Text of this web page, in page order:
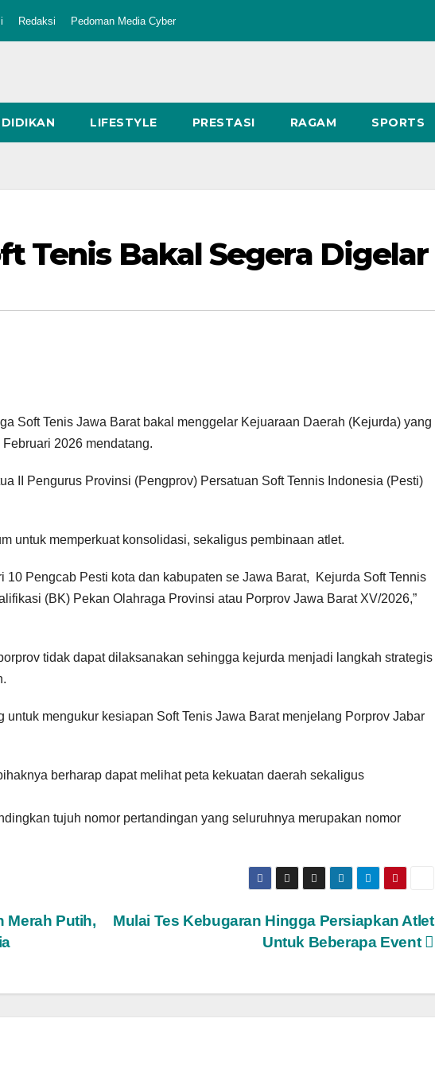
Redaksi Pedoman Media Cyber
LIFESTYLE PRESTASI RAGAM SPORTS
Tenis Bakal Segera Digelar
Soft Tenis Jawa Barat bakal menggelar Kejuaraan Daerah (Kejurda) yang
2026 mendatang.
II Pengurus Provinsi (Pengprov) Persatuan Soft Tennis Indonesia (Pesti)
untuk memperkuat konsolidasi, sekaligus pembinaan atlet.
10 Pengcab Pesti kota dan kabupaten se Jawa Barat, Kejurda Soft Tennis
(BK) Pekan Olahraga Provinsi atau Porprov Jawa Barat XV/2026,”
tidak dapat dilaksanakan sehingga kejurda menjadi langkah strategis
mengukur kesiapan Soft Tenis Jawa Barat menjelang Porprov Jabar
berharap dapat melihat peta kekuatan daerah sekaligus
tujuh nomor pertandingan yang seluruhnya merupakan nomor
Mulai Tes Kebugaran Hingga Persiapkan Atlet
Untuk Beberapa Event
Merah Putih,